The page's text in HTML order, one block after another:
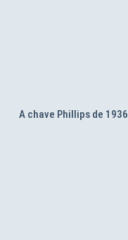
A chave Phillips de 1936